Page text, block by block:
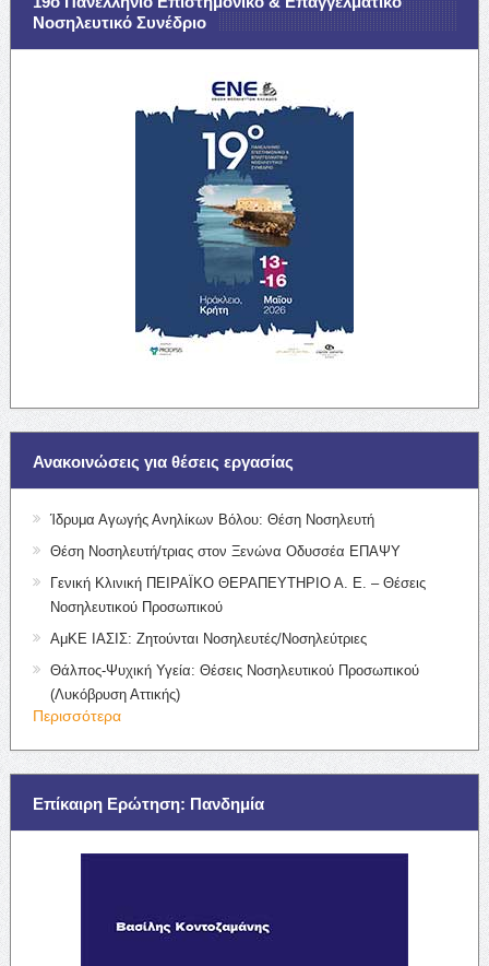
Νοσηλευτικό Συνέδριο
Ανακοινώσεις για θέσεις εργασίας
Ίδρυμα Αγωγής Ανηλίκων Βόλου: Θέση Νοσηλευτή
Θέση Νοσηλευτή/τριας στον Ξενώνα Οδυσσέα ΕΠΑΨΥ
Γενική Κλινική ΠΕΙΡΑΪΚΟ ΘΕΡΑΠΕΥΤΗΡΙΟ Α. Ε. – Θέσεις
Νοσηλευτικού Προσωπικού
ΑμΚΕ ΙΑΣΙΣ: Ζητούνται Νοσηλευτές/Νοσηλεύτριες
Θάλπος-Ψυχική Υγεία: Θέσεις Νοσηλευτικού Προσωπικού
(Λυκόβρυση Αττικής)
Περισσότερα
Επίκαιρη Ερώτηση: Πανδημία